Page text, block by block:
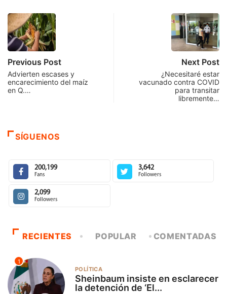
Previous Post
Advierten escases y
encarecimiento del maíz
en Q.…
Next Post
¿Necesitaré estar
vacunado contra COVID
para transitar
libremente…
SÍGUENOS
200,199
Fans
3,642
Followers
2,099
Followers
RECIENTES POPULAR COMENTADAS
1
POLÍTICA
Sheinbaum insiste en esclarecer
la detención de ‘El...